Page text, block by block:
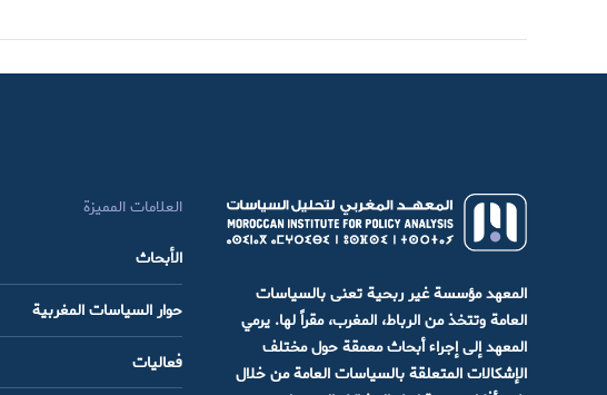
المعهد مؤسسة غير ربحية تعنى بالسياسات
العامة وتتخذ من الرباط، المغرب، مقراً لها. يرمي
المعهد إلى إجراء أبحاث معمقة حول مختلف
الإشكالات المتعلقة بالسياسات العامة من خلال
العلامات المميزة
الأبحاث
حوار السياسات المغربية
فعاليات